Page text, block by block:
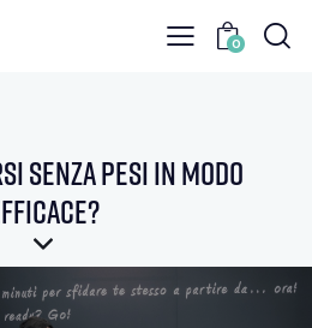
0
senza pesi in modo